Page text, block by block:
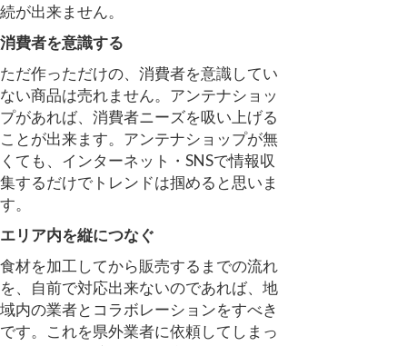
続が出来ません。
消費者を意識する
ただ作っただけの、消費者を意識してい
ない商品は売れません。アンテナショッ
プがあれば、消費者ニーズを吸い上げる
ことが出来ます。アンテナショップが無
くても、インターネット・SNSで情報収
集するだけでトレンドは掴めると思いま
す。
エリア内を縦につなぐ
食材を加工してから販売するまでの流れ
を、自前で対応出来ないのであれば、地
域内の業者とコラボレーションをすべき
です。これを県外業者に依頼してしまっ